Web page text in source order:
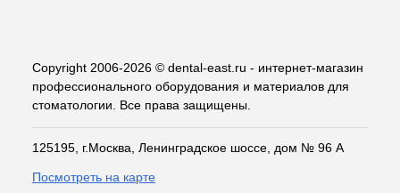
Copyright 2006-2026 © dental-east.ru - интернет-магазин
профессионального оборудования и материалов для
стоматологии. Все права защищены.
125195, г.Москва, Ленинградское шоссе, дом № 96 А
Посмотреть на карте